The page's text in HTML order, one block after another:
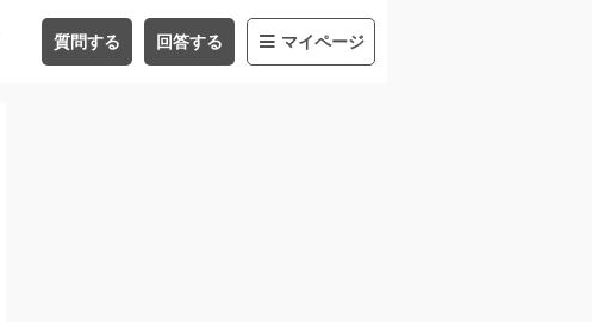
質問する 回答する マイページ